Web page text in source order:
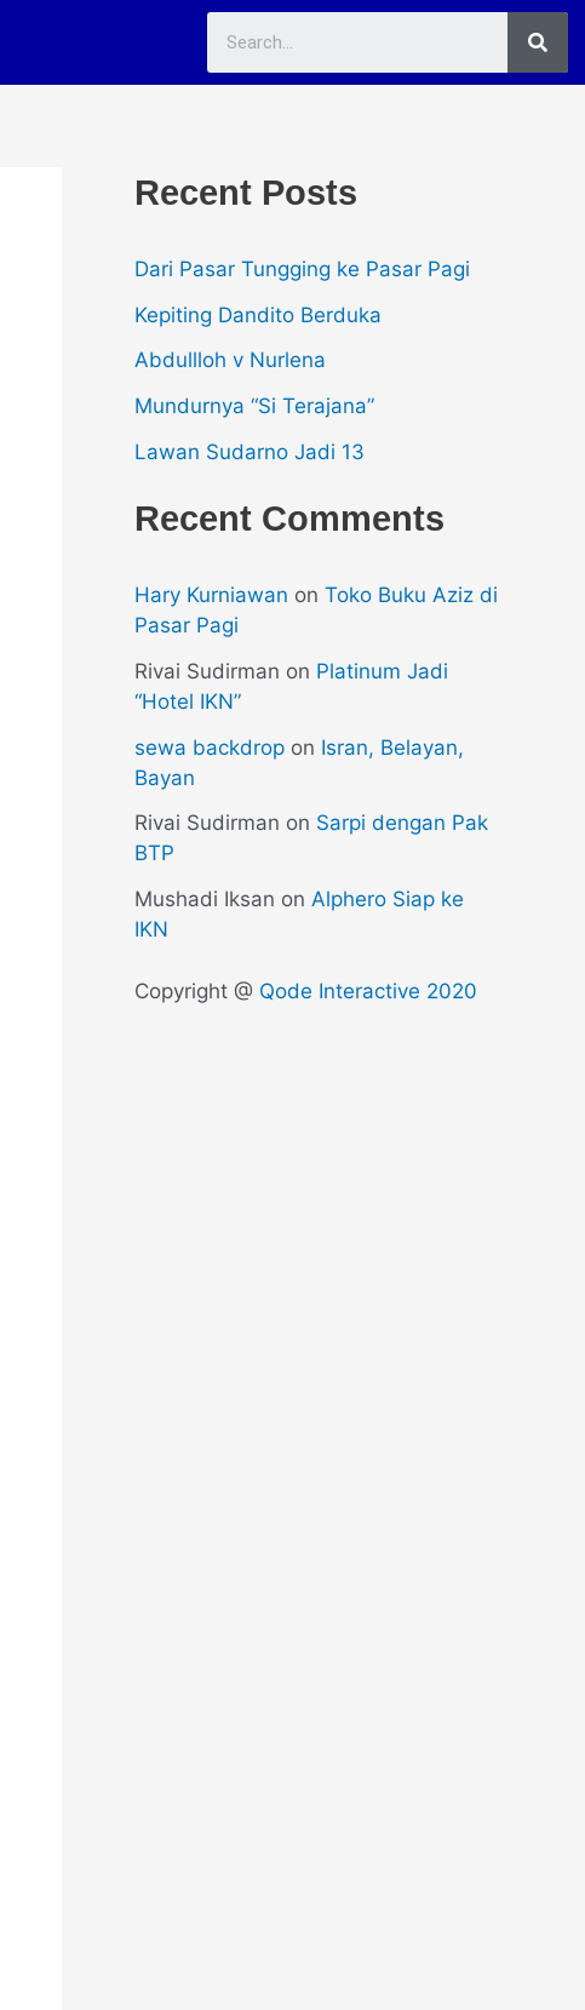
Recent Posts
Dari Pasar Tungging ke Pasar Pagi
Kepiting Dandito Berduka
Abdullloh v Nurlena
Mundurnya “Si Terajana”
Lawan Sudarno Jadi 13
Recent Comments
Hary Kurniawan on Toko Buku Aziz di
Pasar Pagi
Rivai Sudirman on Platinum Jadi
“Hotel IKN”
sewa backdrop on Isran, Belayan,
Bayan
Rivai Sudirman on Sarpi dengan Pak
BTP
Mushadi Iksan on Alphero Siap ke
IKN
Copyright @ Qode Interactive 2020